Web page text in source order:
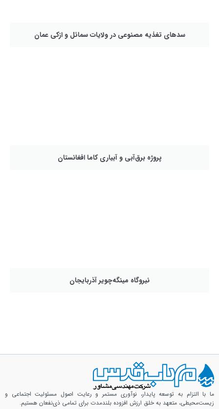
سدهای تغذیه مصنوعی در ولایات سمائل و ازکی عمان
پروژه برق‌آبي و آبياري كاما افغانستان
نیروگاه مینگه‌چویر آذربایجان
ما با التزام به توسعه پایدار، نوآوری مستمر و رعایت اصول مسئولیت اجتماعی و
زیست‌محیطی، متعهد به خلق ارزش افزوده بلندمدت برای تمامی ذی‌نفعان هستیم.